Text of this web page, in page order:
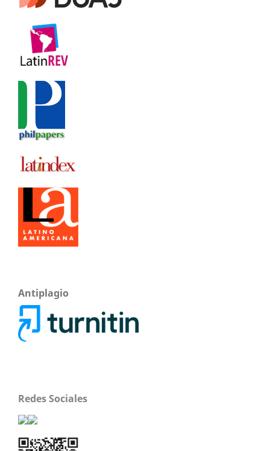
Antiplagio
Redes Sociales